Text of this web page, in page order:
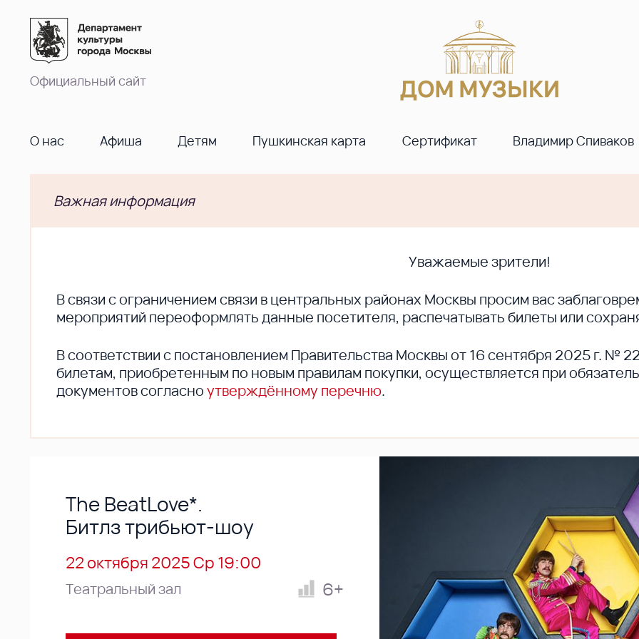
Официальный сайт
О нас Афиша Детям Пушкинская карта Сертификат Владимир Спиваков
Важная информация
Уважаемые зрители!
В cвязи с ограничением связи в центральных районах Москвы просим вас
мероприятий переоформлять данные посетителя, распечатывать билеты или
В соответствии с постановлением Правительства Москвы от 16 сентября 2025 г. №
билетам, приобретенным по новым правилам покупки, осуществляется при
документов согласноутверждённому перечню.
The BeatLove*.
Битлз трибьют-шоу
22 октября 2025 Ср 19:00
Театральный зал 6+